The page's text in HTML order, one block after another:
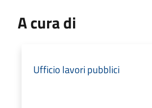
A cura di
Ufficio lavori pubblici